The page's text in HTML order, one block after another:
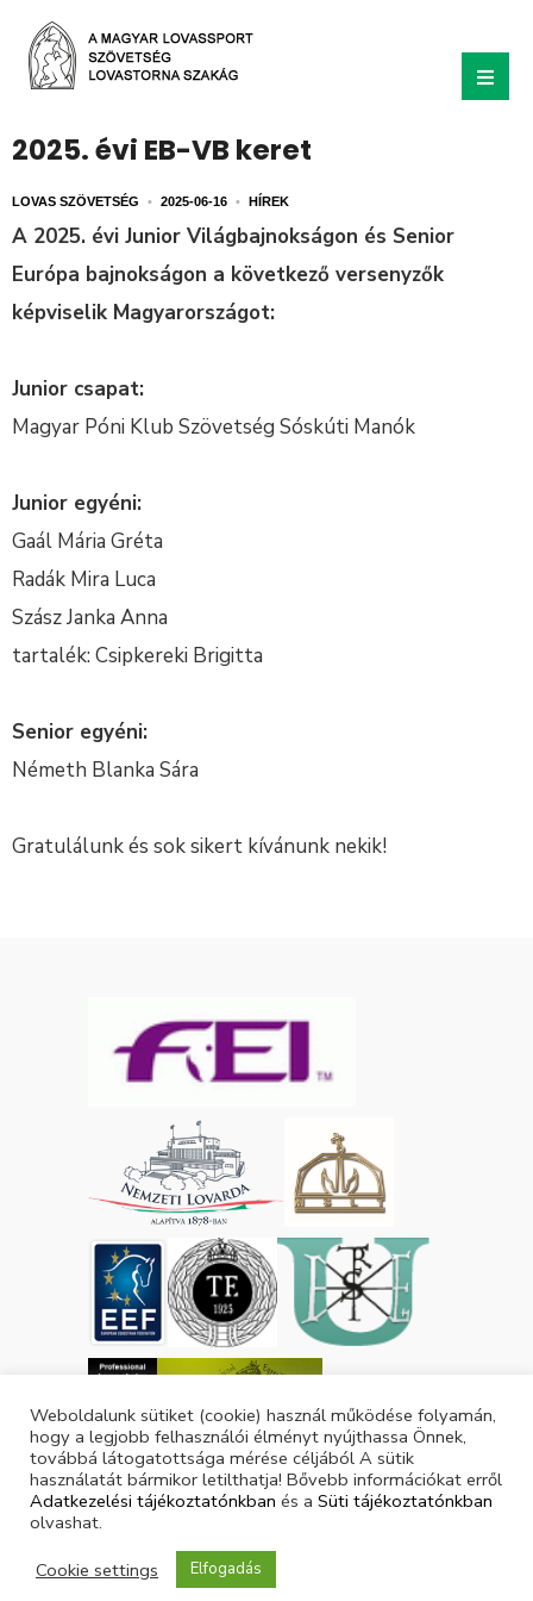
2025. évi EB-VB keret
LOVAS SZÖVETSÉG • 2025-06-16 • HÍREK
A 2025. évi Junior Világbajnokságon és Senior
Európa bajnokságon a következő versenyzők
képviselik Magyarországot:
Junior csapat:
Magyar Póni Klub Szövetség Sóskúti Manók
Junior egyéni:
Gaál Mária Gréta
Radák Mira Luca
Szász Janka Anna
tartalék: Csipkereki Brigitta
Senior egyéni:
Németh Blanka Sára
Gratulálunk és sok sikert kívánunk nekik!
Weboldalunk sütiket (cookie) használ működése folyamán,
hogy a legjobb felhasználói élményt nyújthassa Önnek,
továbbá látogatottsága mérése céljából A sütik
használatát bármikor letilthatja! Bővebb információkat erről
Adatkezelési tájékoztatónkban és a Süti tájékoztatónkban
olvashat.
Cookie settings
Elfogadás